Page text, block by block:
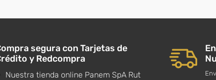
segura con Tarjetas de
y Redcompra
Nuestra tienda online Panem SpA Rut